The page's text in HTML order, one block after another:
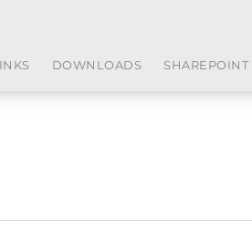
DOWNLOADS SHAREPOINT